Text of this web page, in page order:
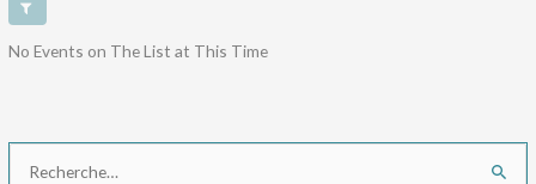
No Events on The List at This Time
Rechercher :